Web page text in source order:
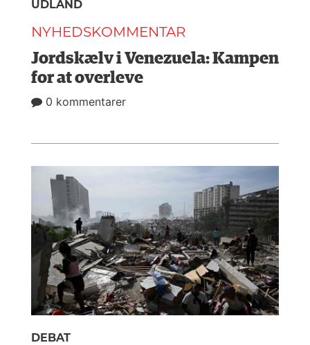
TEORI
UDLAND
NYHEDSKOMMENTAR
Jordskælv i Venezuela: Kampen
for at overleve
0 kommentarer
DEBAT